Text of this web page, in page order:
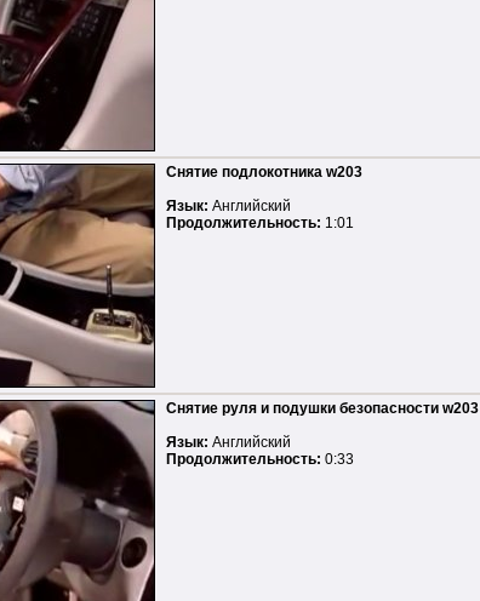
Снятие подлокотника w203
Язык: Английский
Продолжительность: 1:01
Снятие руля и подушки безопасности w203
Язык: Английский
Продолжительность: 0:33